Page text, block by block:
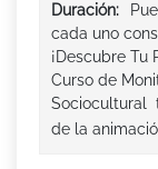
Duración:
cada uno
¡Descubre Tu
Curso de
Sociocultural
de la